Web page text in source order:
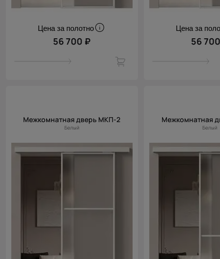
Цена за полотно
56 700 ₽
Цена за
56
Межкомнатная дверь МКП-2
Белый
Межкомнатная
Белый